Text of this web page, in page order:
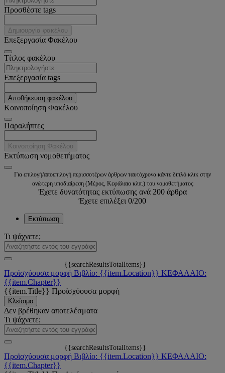
Προσθέστε tags
Δημιουργία φακέλου
Επεξεργασία Φακέλου
Tίτλος φακέλου
Επεξεργασία tags
Αποθήκευση φακέλου
Κοινοποίηση Φακέλου
Παραλήπτες
Κοινοποίηση Φακέλου
Εκτύπωση νομοθετήματος
Για επιλογή/αποεπιλογή περισσοτέρων άρθρων ταυτόχρονα κάντε διπλό κλικ στην
ανώτερη υποδιαίρεση (Μέρος, Κεφάλαιο κλπ.) του νομοθετήματος
Έχετε δυνατότητας εκτύπωσης ανά 200 άρθρα
Έχετε επιλέξει 0/200
Εκτύπωση
Τι ψάχνετε;
{{searchResultsTotalItems}}
Προϊσχύουσα μορφή Βιβλίο: {{item.Location}} ΚΕΦΑΛΑΙΟ:
{{item.Chapter}}
{{item.Title}} Προϊσχύουσα μορφή
Κλείσιμο
Δεν βρέθηκαν αποτελέσματα
Τι ψάχνετε;
{{searchResultsTotalItems}}
Προϊσχύουσα μορφή Βιβλίο: {{item.Location}} ΚΕΦΑΛΑΙΟ:
{{item.Chapter}}